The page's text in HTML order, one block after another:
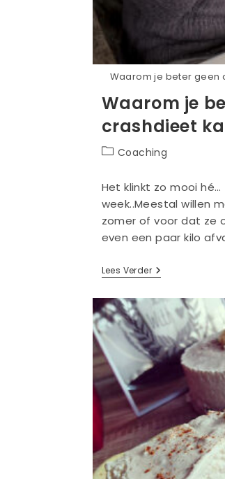
Waarom je beter geen
Waarom je
crashdieet
Berichtcategorie:
Coaching
Het klinkt zo mooi hé…
week..Meestal willen
zomer of voor dat ze
even een paar kilo
Lees VerderWaarom
Je
Geen
Crashdieet
Kan
Volgen.